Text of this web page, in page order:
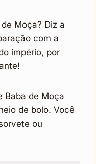
Moça? Diz a
com a
império, por
Baba de Moça
de bolo. Você
ou